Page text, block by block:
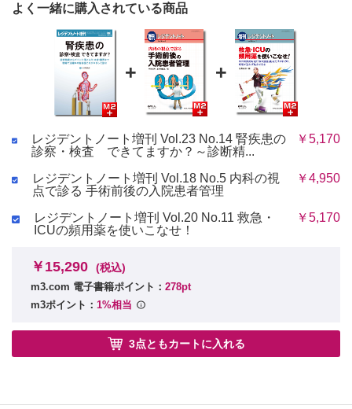
よく一緒に購入されている商品
+ +
レジデントノート増刊 Vol.23 No.14 腎疾患の
診察・検査 できてますか？～診断精...
￥5,170
レジデントノート増刊 Vol.18 No.5 内科の視
点で診る 手術前後の入院患者管理
￥4,950
レジデントノート増刊 Vol.20 No.11 救急・
ICUの頻用薬を使いこなせ！
￥5,170
￥15,290 (税込)
m3.com 電子書籍ポイント： 278pt
m3ポイント： 1%相当
3点ともカートに入れる